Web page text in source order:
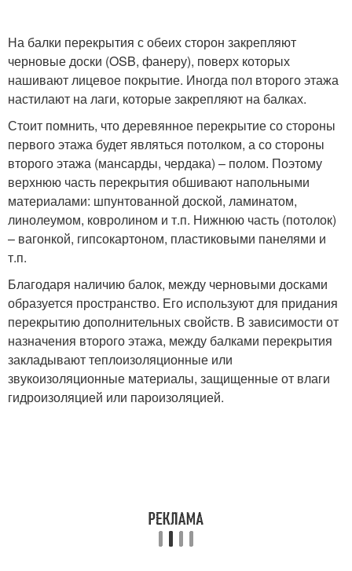
На балки перекрытия с обеих сторон закрепляют
черновые доски (OSB, фанеру), поверх которых
нашивают лицевое покрытие. Иногда пол второго этажа
настилают на лаги, которые закрепляют на балках.
Стоит помнить, что деревянное перекрытие со стороны
первого этажа будет являться потолком, а со стороны
второго этажа (мансарды, чердака) – полом. Поэтому
верхнюю часть перекрытия обшивают напольными
материалами: шпунтованной доской, ламинатом,
линолеумом, ковролином и т.п. Нижнюю часть (потолок)
– вагонкой, гипсокартоном, пластиковыми панелями и
т.п.
Благодаря наличию балок, между черновыми досками
образуется пространство. Его используют для придания
перекрытию дополнительных свойств. В зависимости от
назначения второго этажа, между балками перекрытия
закладывают теплоизоляционные или
звукоизоляционные материалы, защищенные от влаги
гидроизоляцией или пароизоляцией.